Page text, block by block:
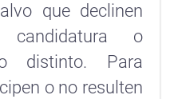
que declinen
candidatura o
distinto. Para
o no resulten